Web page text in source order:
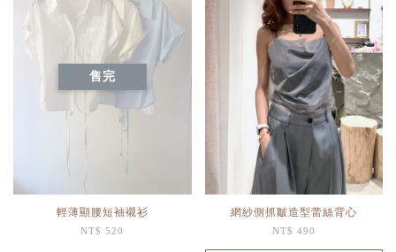
售完
輕薄顯腰短袖襯衫
NT$ 520
網紗側抓皺造型蕾絲背心
NT$ 490